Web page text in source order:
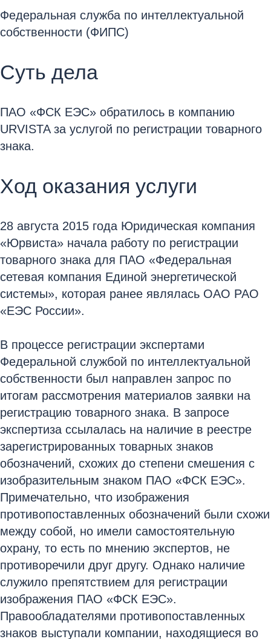
Федеральная служба по интеллектуальной
собственности (ФИПС)
Суть дела
ПАО «ФСК ЕЭС» обратилось в компанию
URVISTA за услугой по регистрации товарного
знака.
Ход оказания услуги
28 августа 2015 года Юридическая компания
«Юрвиста» начала работу по регистрации
товарного знака для ПАО «Федеральная
сетевая компания Единой энергетической
системы», которая ранее являлась ОАО РАО
«ЕЭС России».
В процессе регистрации экспертами
Федеральной службой по интеллектуальной
собственности был направлен запрос по
итогам рассмотрения материалов заявки на
регистрацию товарного знака. В запросе
экспертиза ссылалась на наличие в реестре
зарегистрированных товарных знаков
обозначений, схожих до степени смешения с
изобразительным знаком ПАО «ФСК ЕЭС».
Примечательно, что изображения
противопоставленных обозначений были схожи
между собой, но имели самостоятельную
охрану, то есть по мнению экспертов, не
противоречили друг другу. Однако наличие
служило препятствием для регистрации
изображения ПАО «ФСК ЕЭС».
Правообладателями противопоставленных
знаков выступали компании, находящиеся во